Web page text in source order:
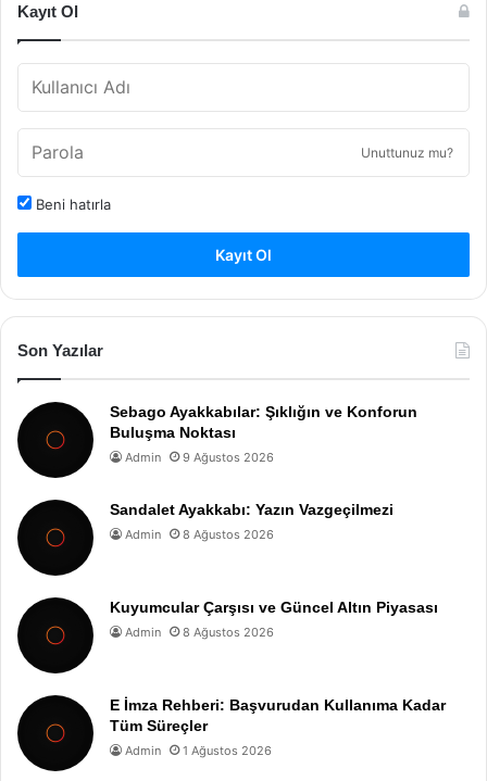
Kayıt Ol
Unuttunuz mu?
Beni hatırla
Kayıt Ol
Son Yazılar
Sebago Ayakkabılar: Şıklığın ve Konforun
Buluşma Noktası
Admin 9 Ağustos 2026
Sandalet Ayakkabı: Yazın Vazgeçilmezi
Admin 8 Ağustos 2026
Kuyumcular Çarşısı ve Güncel Altın Piyasası
Admin 8 Ağustos 2026
E İmza Rehberi: Başvurudan Kullanıma Kadar
Tüm Süreçler
Admin 1 Ağustos 2026